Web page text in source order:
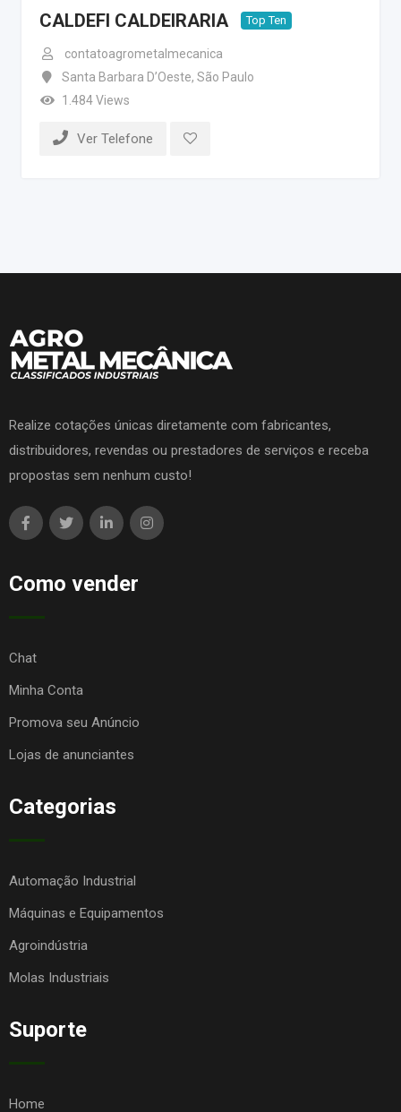
CALDEFI CALDEIRARIA Top Ten
contatoagrometalmecanica
Santa Barbara D’Oeste, São Paulo
1.484 Views
Ver Telefone
Realize cotações únicas diretamente com fabricantes,
distribuidores, revendas ou prestadores de serviços e receba
propostas sem nenhum custo!
Como vender
Chat
Minha Conta
Promova seu Anúncio
Lojas de anunciantes
Categorias
Automação Industrial
Máquinas e Equipamentos
Agroindústria
Molas Industriais
Suporte
Home